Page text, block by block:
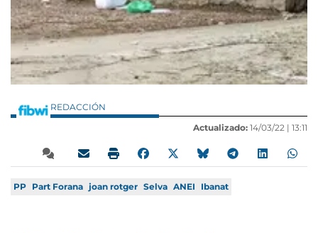
REDACCIÓN
Actualizado: 14/03/22 | 13:11
PP Part Forana joan rotger Selva ANEI Ibanat